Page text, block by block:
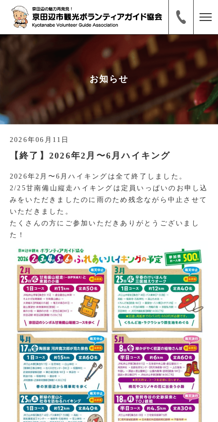
お知らせ
2026年06月11日
【終了】2026年2月〜6月ハイキング
2026年2月〜6月ハイキングは全て終了しました。
2/25甘南備山縦走ハイキングは定員いっぱいのお申し込
みをいただきましたのに雨のため残念ながら中止させて
いただきました。
たくさんの方にご参加いただきありがとうございまし
た！